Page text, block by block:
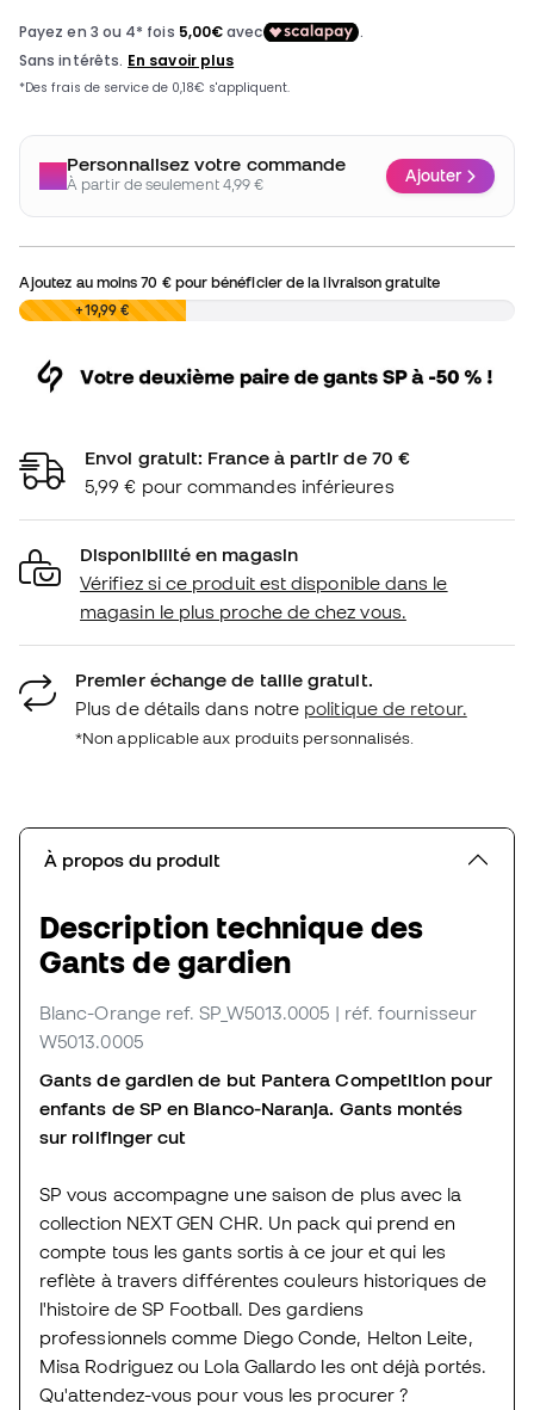
Personnalisez votre commande
À partir de seulement 4,99 € Ajouter
Ajoutez au moins70 €pour bénéficier de la livraison gratuite
0,00 € +19,99 €
Envoi gratuit: France à partir de 70 €
5,99 € pour commandes inférieures
Disponibilité en magasin
Vérifiez si ce produit est disponible dans le
magasin le plus proche de chez vous.
Premier échange de taille gratuit.
Plus de détails dans notre politique de retour.
*Non applicable aux produits personnalisés.
À propos du produit
Description technique des
Gants de gardien
Blanc-Orange ref. SP_W5013.0005 | réf. fournisseur
W5013.0005
Gants de gardien de but Pantera Competition pour
enfants de SP en Blanco-Naranja. Gants montés
sur rollfinger cut
SP vous accompagne une saison de plus avec la
collection NEXT GEN CHR. Un pack qui prend en
compte tous les gants sortis à ce jour et qui les
reflète à travers différentes couleurs historiques de
l'histoire de SP Football. Des gardiens
professionnels comme Diego Conde, Helton Leite,
Misa Rodriguez ou Lola Gallardo les ont déjà portés.
Qu'attendez-vous pour vous les procurer ?